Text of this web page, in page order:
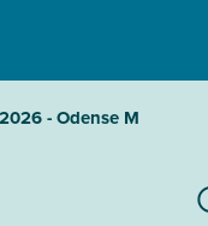
18. august 2026 - Odense M